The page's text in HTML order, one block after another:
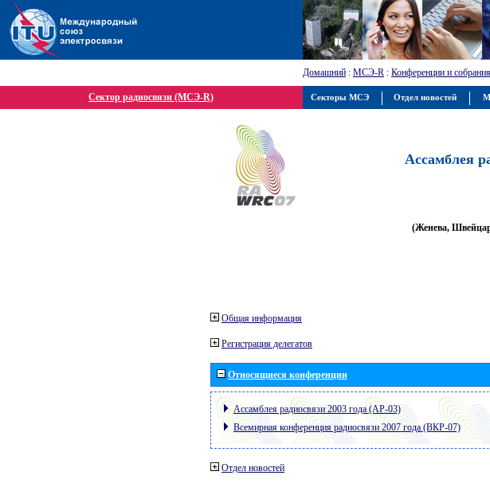
Домашний : МСЭ-R : Конференции и собрания
Сектор радиосвязи (МСЭ-R)
Ассамблея
(Женева,
Общая информация
Регистрация делегатов
Относящиеся конференции
Ассамблея радиосвязи 2003 года (АР-03)
Всемирная конференция радиосвязи 2007 года (ВКР-07)
Отдел новостей
Секторы МСЭ Отдел новостей